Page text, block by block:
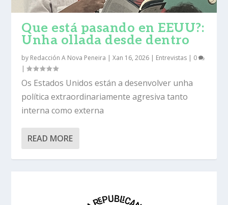
Que está pasando en EEUU?:
Unha ollada desde dentro
by Redacción A Nova Peneira |Xan 16, 2026 | Entrevistas | 0
|
Os Estados Unidos están a desenvolver unha
política extraordinariamente agresiva tanto
interna como externa
READ MORE